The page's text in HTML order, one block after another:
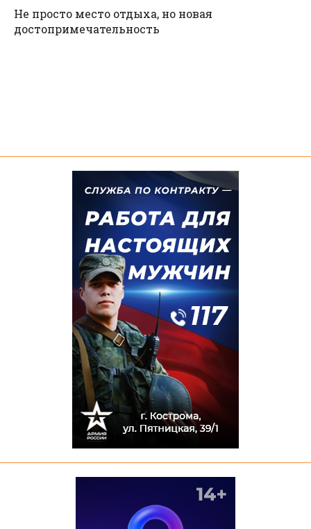
Не просто место отдыха, но новая
достопримечательность